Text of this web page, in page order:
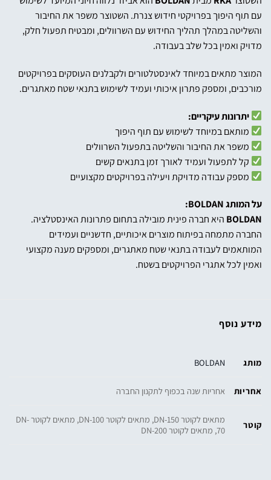
עם תוף היפוך בפרויקטי חידוש צנרת. השטוצר משפר את החיבור
והשליטה במהלך תהליך החידוש עם השרוולים, ומבטיח תפעול חלק,
מדויק ואמין בכל שלב בעבודה.
המוצר מתאים במיוחד לאינסטלטורים ולקבלנים העוסקים בפרויקטים
מורכבים, ומספק פתרון איכותי ועמיד לשימוש בתנאי שטח מאתגרים.
יתרונות עיקריים:
מותאם במיוחד לשימוש עם תוף היפוך
משפר את החיבור והשליטה בתפעול השרוולים
קל לתפעול ועמיד לאורך זמן בתנאים קשים
מספק עבודה מדויקת ויעילה בפרויקטים מקצועיים
על המותג BOLDAN:
BOLDAN היא חברה פינית מובילה בתחום פתרונות האינסטלציה.
החברה מתמחה בפיתוח מוצרים איכותיים, חדשניים ועמידים
המותאמים לעבודה בתנאי שטח מאתגרים, ומספקים מענה מקצועי
ואמין לכל אתגרי הפרויקטים בשטח.
מידע נוסף
מותג BOLDAN
אחריות אחריות שנה בכפוף לתקנון החברה
קוטר
מתאים לקוטר DN-150, מתאים לקוטר DN-100, מתאים לקוטר DN-
70, מתאים לקוטר DN-200